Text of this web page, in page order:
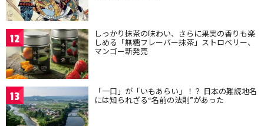
12 しっかり抹茶の味わい、さらに果実の香りも楽
しめる「無糖フレーバー抹茶」ストロベリー、
マンゴー新発売
13 「一口」が「いもあらい」！？ 日本の難読地名
には知られざる“名前の法則”があった